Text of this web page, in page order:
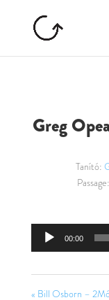
Greg
Tanító:
Passage:
00:00
« Bill Osborn –